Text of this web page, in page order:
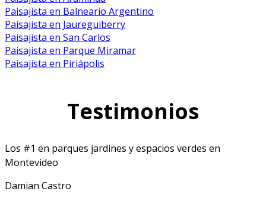
Paisajista en Balneario Argentino
Paisajista en Jaureguiberry
Paisajista en San Carlos
Paisajista en Parque Miramar
Paisajista en Piriápolis
Testimonios
Los #1 en parques jardines y espacios verdes en
Montevideo
Damian Castro